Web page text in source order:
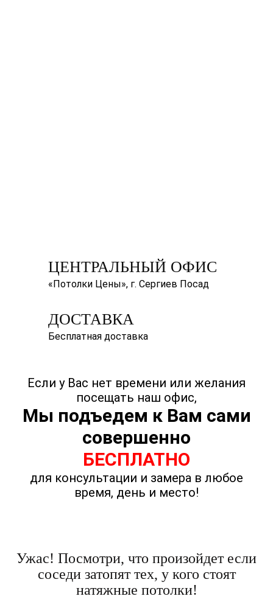
ЦЕНТРАЛЬНЫЙ ОФИС
«Потолки Цены», г. Сергиев Посад
ДОСТАВКА
Бесплатная доставка
Если у Вас нет времени или желания
посещать наш офис,
Мы подъедем к Вам сами
совершенно
БЕСПЛАТНО
для консультации и замера в любое
время, день и место!
Ужас! Посмотри, что произойдет если
соседи затопят тех, у кого стоят
натяжные потолки!